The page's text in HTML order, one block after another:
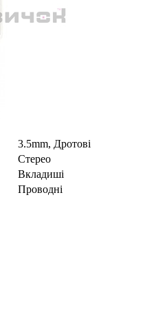
3.5mm, Дротові
Стерео
Вкладиші
Проводні